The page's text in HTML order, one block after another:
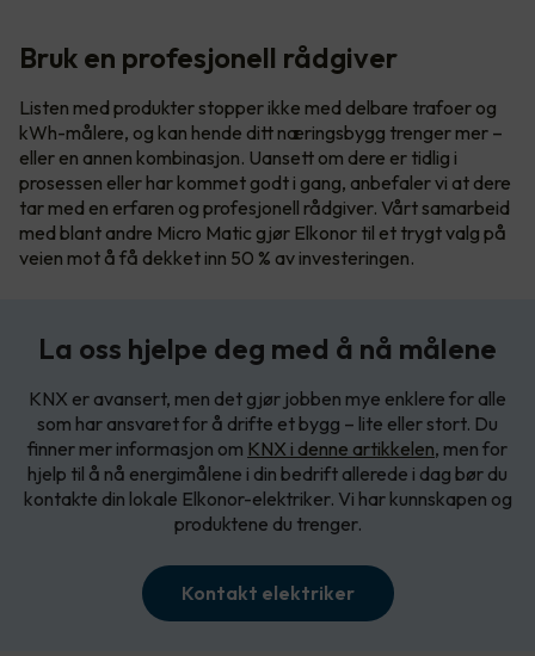
Bruk en profesjonell rådgiver
Listen med produkter stopper ikke med delbare trafoer og
kWh-målere, og kan hende ditt næringsbygg trenger mer –
eller en annen kombinasjon. Uansett om dere er tidlig i
prosessen eller har kommet godt i gang, anbefaler vi at dere
tar med en erfaren og profesjonell rådgiver. Vårt samarbeid
med blant andre Micro Matic gjør Elkonor til et trygt valg på
veien mot å få dekket inn 50 % av investeringen.
La oss hjelpe deg med å nå målene
KNX er avansert, men det gjør jobben mye enklere for alle
som har ansvaret for å drifte et bygg – lite eller stort. Du
finner mer informasjon om KNX i denne artikkelen, men for
hjelp til å nå energimålene i din bedrift allerede i dag bør du
kontakte din lokale Elkonor-elektriker. Vi har kunnskapen og
produktene du trenger.
Kontakt elektriker